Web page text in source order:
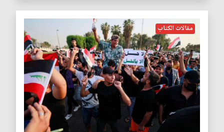
مقالات الكتاب